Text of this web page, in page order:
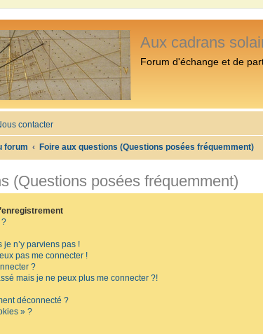
Aux cadrans
Forum d'échange et de
contacter
forum Foire aux questions (Questions posées fréquemment)
(Questions posées fréquemment)
?
je n’y parviens pas !
pas me connecter !
?
mais je ne peux plus me connecter ?!
déconnecté ?
» ?